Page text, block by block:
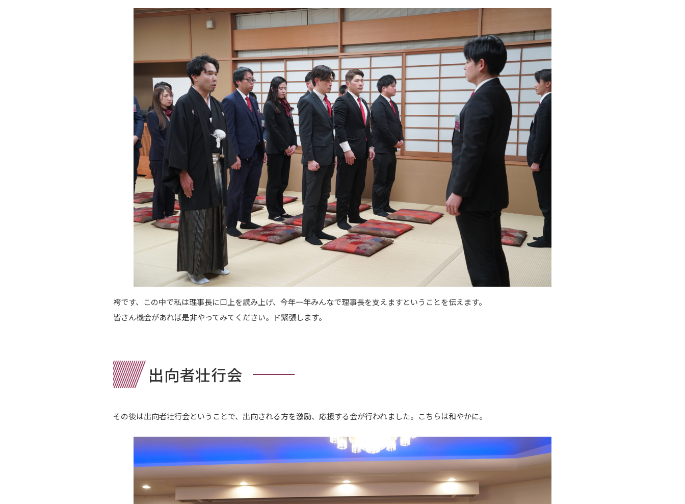
袴です、この中で私は理事長に口上を読み上げ、今年一年みんなで理事長を支えますということを伝えます。
皆さん機会があれば是非やってみてください。ド緊張します。
出向者壮行会
その後は出向者壮行会ということで、出向される方を激励、応援する会が行われました。こちらは和やかに。